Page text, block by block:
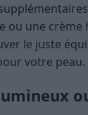
ou une crème
le juste
votre peau.